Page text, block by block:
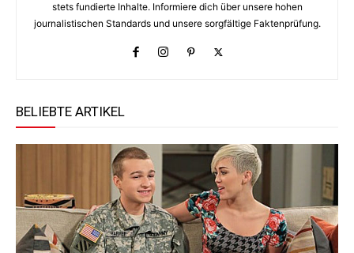
stets fundierte Inhalte. Informiere dich über unsere hohen
journalistischen Standards und unsere sorgfältige Faktenprüfung.
BELIEBTE ARTIKEL